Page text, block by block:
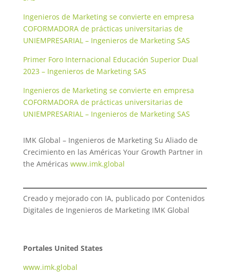
Ingenieros de Marketing se convierte en empresa
COFORMADORA de prácticas universitarias de
UNIEMPRESARIAL – Ingenieros de Marketing SAS
Primer Foro Internacional Educación Superior Dual
2023 – Ingenieros de Marketing SAS
Ingenieros de Marketing se convierte en empresa
COFORMADORA de prácticas universitarias de
UNIEMPRESARIAL – Ingenieros de Marketing SAS
IMK Global – Ingenieros de Marketing Su Aliado de
Crecimiento en las Américas Your Growth Partner in
the Américas www.imk.global
Creado y mejorado con IA, publicado por Contenidos
Digitales de Ingenieros de Marketing IMK Global
Portales United States
www.imk.global